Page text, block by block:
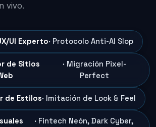
vivo.
UI Experto· Protocolo Anti-AI Slop
de Sitios
· Migración Pixel-
Perfect
de Estilos· Imitación de Look & Feel
· Fintech Neón, Dark Cyber,